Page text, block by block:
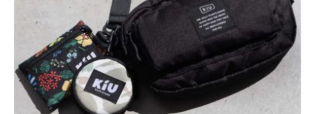
ビジネスと働き方のヒント
AI活用のいまが分かる
企業ITのトレンドを詳説